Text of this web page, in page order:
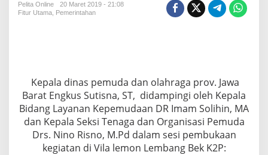
Pelita Online
20 Maret 2019 - 21:08
Fitur Utama Pemerintahan
Kepala dinas pemuda dan olahraga prov. Jawa
Barat Engkus Sutisna, ST, didampingi oleh Kepala
Bidang Layanan Kepemudaan DR Imam Solihin, MA
dan Kepala Seksi Tenaga dan Organisasi Pemuda
Drs. Nino Risno, M.Pd dalam sesi pembukaan
kegiatan di Vila lemon Lembang Bek K2P: